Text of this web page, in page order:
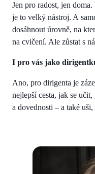
Jen pro radost, jen
je to velký nástroj. A
dosáhnout úrovně, na
na cvičení. Ale zůstat s
I pro vás jako
Ano, pro dirigenta je
nejlepší cesta, jak se
a dovednosti – a také